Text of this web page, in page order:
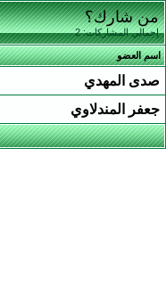
من شارك؟
إجمالي المشاركات: 2
اسم العضو
صدى المهدي
جعفر المندلاوي